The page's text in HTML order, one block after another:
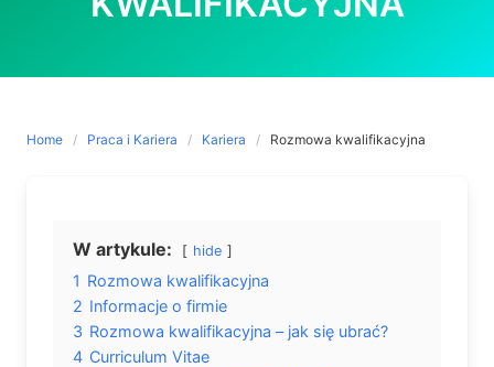
Home Praca i Kariera Kariera Rozmowa kwalifikacyjna
W artykule: hide
1 Rozmowa kwalifikacyjna
2 Informacje o firmie
3 Rozmowa kwalifikacyjna – jak się ubrać?
4 Curriculum Vitae